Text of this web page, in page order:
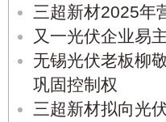
三超新材2025年
又一光伏企业易
无锡光伏老板柳
巩固控制权
三超新材拟向光